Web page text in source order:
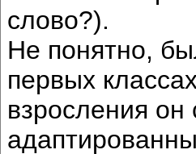
слово?).
Не понятно,
первых
взросления